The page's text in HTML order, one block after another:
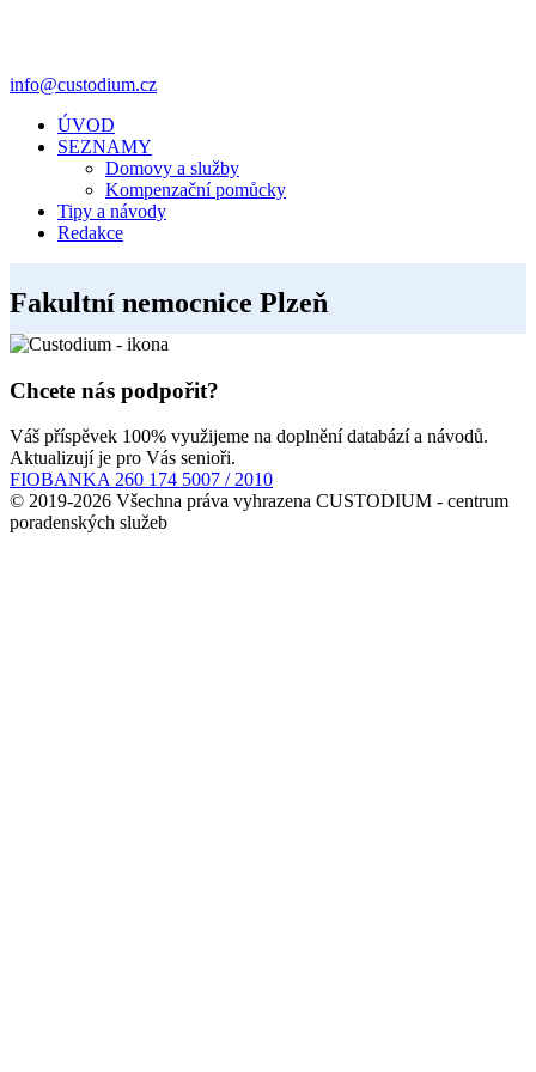
info@custodium.cz
ÚVOD
SEZNAMY
Domovy a služby
Kompenzační pomůcky
Tipy a návody
Redakce
Fakultní nemocnice Plzeň
Chcete nás podpořit?
Váš příspěvek 100% využijeme na doplnění databází a návodů.
Aktualizují je pro Vás senioři.
FIOBANKA 260 174 5007 / 2010
© 2019-2026 Všechna práva vyhrazena CUSTODIUM - centrum
poradenských služeb